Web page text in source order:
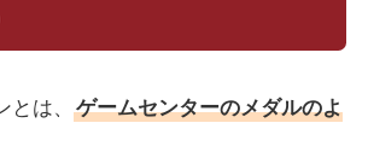
は、
ゲームセンターのメダルのよ